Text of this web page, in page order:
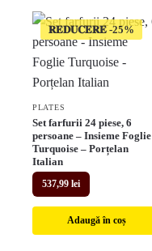
𝐑𝐄𝐃𝐔𝐂𝐄𝐑𝐄
PLATES
Set farfurii 24 piese, 6
persoane – Insieme Foglie
Turquoise – Porțelan
Italian
537,99 lei
Adaugă în coș